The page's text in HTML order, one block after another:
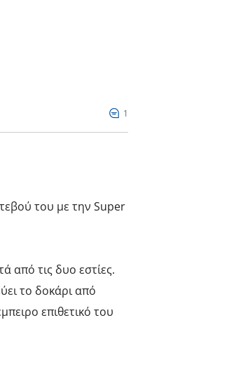
1
του με την Super
από τις δυο εστίες.
το δοκάρι από
επιθετικό του